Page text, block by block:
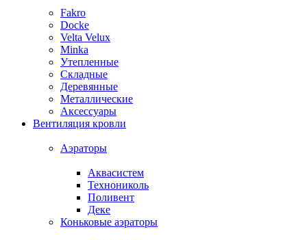
Fakro
Docke
Velta Velux
Minka
Утепленные
Складные
Деревянные
Металлические
Аксессуары
Вентиляция кровли
Аэраторы
Аквасистем
Технониколь
Поливент
Деке
Коньковые аэраторы